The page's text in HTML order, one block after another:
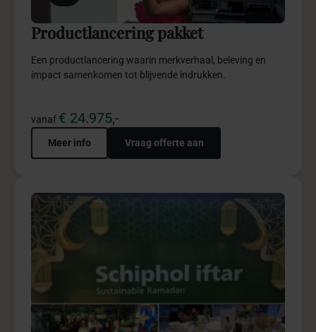
Productlancering pakket
Een productlancering waarin merkverhaal, beleving en
impact samenkomen tot blijvende indrukken.
vanaf € 24.975,-
Meer info Vraag offerte aan